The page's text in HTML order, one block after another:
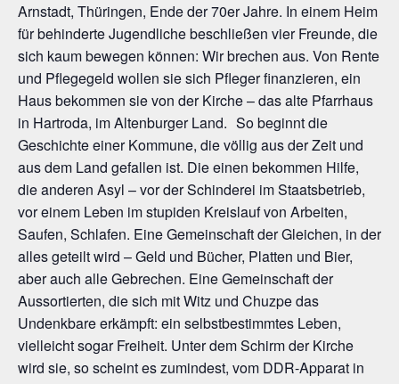
Arnstadt, Thüringen, Ende der 70er Jahre. In einem Heim
für behinderte Jugendliche beschließen vier Freunde, die
sich kaum bewegen können: Wir brechen aus. Von Rente
und Pflegegeld wollen sie sich Pfleger finanzieren, ein
Haus bekommen sie von der Kirche – das alte Pfarrhaus
in Hartroda, im Altenburger Land. So beginnt die
Geschichte einer Kommune, die völlig aus der Zeit und
aus dem Land gefallen ist. Die einen bekommen Hilfe,
die anderen Asyl – vor der Schinderei im Staatsbetrieb,
vor einem Leben im stupiden Kreislauf von Arbeiten,
Saufen, Schlafen. Eine Gemeinschaft der Gleichen, in der
alles geteilt wird – Geld und Bücher, Platten und Bier,
aber auch alle Gebrechen. Eine Gemeinschaft der
Aussortierten, die sich mit Witz und Chuzpe das
Undenkbare erkämpft: ein selbstbestimmtes Leben,
vielleicht sogar Freiheit. Unter dem Schirm der Kirche
wird sie, so scheint es zumindest, vom DDR-Apparat in